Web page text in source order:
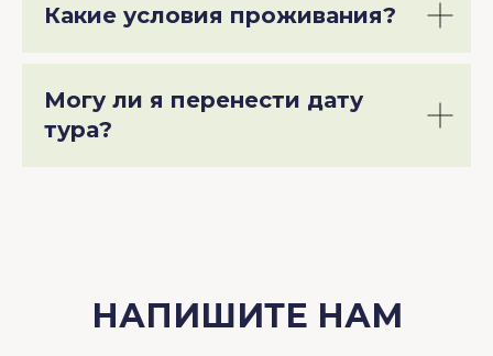
Какие условия проживания?
Могу ли я перенести дату
тура?
НАПИШИТЕ НАМ